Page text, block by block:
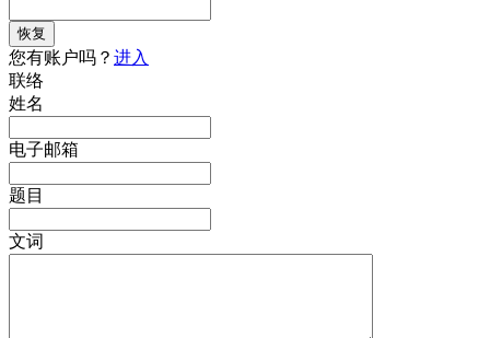
恢复
您有账户吗？ 进入
联络
姓名
电子邮箱
题目
文词